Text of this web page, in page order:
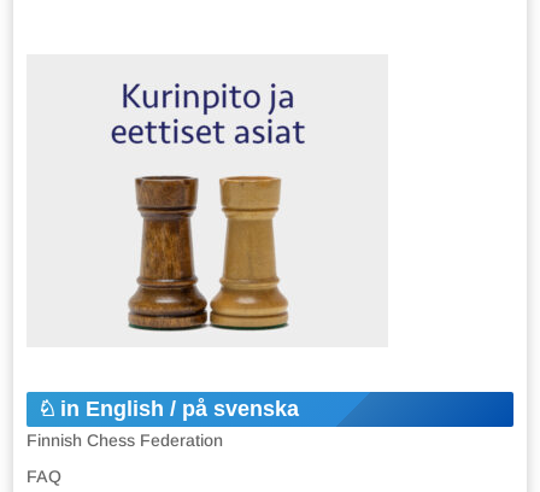
in English / på svenska
Finnish Chess Federation
FAQ